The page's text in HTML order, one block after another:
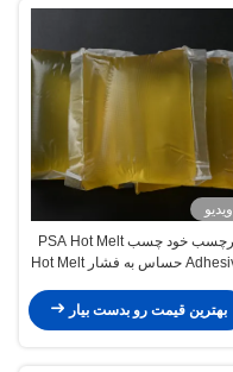
ویدیو
برچسب خود چسب PSA Hot Melt
Adhesive حساس به فشار Hot Melt
بهترین قیمت رو بدست بیار